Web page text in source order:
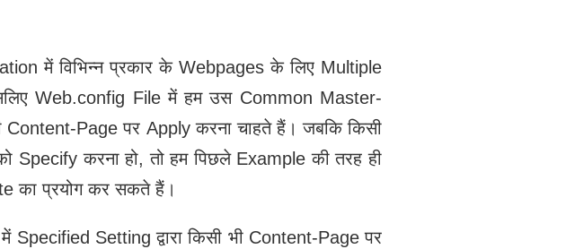
में विभिन्न प्रकार के Webpages के लिए Multiple
Web.config File में हम उस Common Master-
Page पर Apply करना चाहते हैं। जबकि किसी
करना हो, तो हम पिछले Example की तरह ही
का प्रयोग कर सकते हैं।
Setting द्वारा किसी भी Content-Page पर